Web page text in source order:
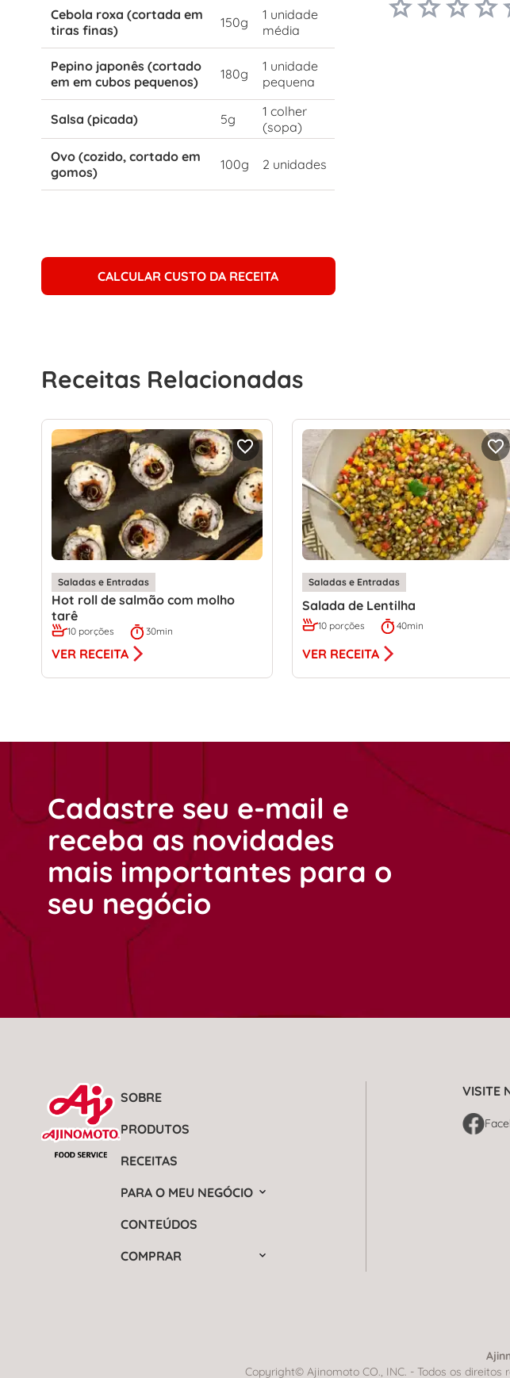
Cebola roxa (cortada em
tiras finas)
150g
1 unidade
média
Pepino japonês (cortado
em em cubos pequenos)
180g
1 unidade
pequena
Salsa (picada) 5g
1 colher
(sopa)
Ovo (cozido, cortado em
gomos)
100g 2 unidades
CALCULAR CUSTO DA RECEITA
Receitas Relacionadas
Saladas e Entradas
Hot roll de salmão com molho
tarê
10 porções 30min
VER RECEITA
Saladas e Entradas
Salada de Lentilha
10 porções 40min
VER RECEITA
Cadastre seu e-mail e
receba as novidades
mais importantes para o
seu negócio
SOBRE
PRODUTOS
RECEITAS
PARA O MEU NEGÓCIO
CONTEÚDOS
COMPRAR
VISITE
Copyright© Ajinomoto CO., INC. - Todos os direitos